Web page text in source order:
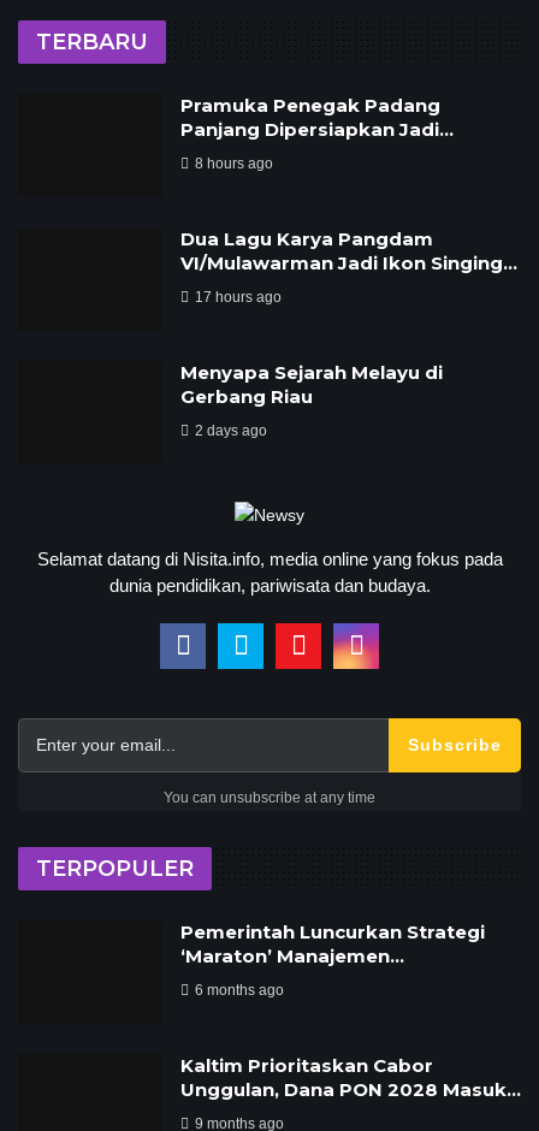
TERBARU
Pramuka Penegak Padang
Panjang Dipersiapkan Jadi…
8 hours ago
Dua Lagu Karya Pangdam
VI/Mulawarman Jadi Ikon Singing…
17 hours ago
Menyapa Sejarah Melayu di
Gerbang Riau
2 days ago
Selamat datang di Nisita.info, media online yang fokus pada
dunia pendidikan, pariwisata dan budaya.
Subscribe
You can unsubscribe at any time
TERPOPULER
Pemerintah Luncurkan Strategi
‘Maraton’ Manajemen…
6 months ago
Kaltim Prioritaskan Cabor
Unggulan, Dana PON 2028 Masuk…
9 months ago